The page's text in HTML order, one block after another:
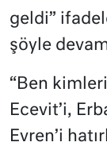
geldi”
şöyle
“Ben
Ecevit’i,
Evren’i